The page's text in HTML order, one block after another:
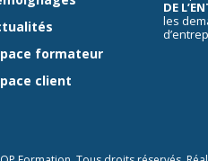
formateur
client
DE
les